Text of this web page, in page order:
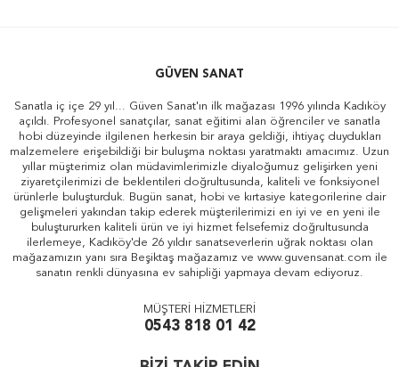
GÜVEN SANAT
Sanatla iç içe 29 yıl... Güven Sanat'ın ilk mağazası 1996 yılında Kadıköy
açıldı. Profesyonel sanatçılar, sanat eğitimi alan öğrenciler ve sanatla
hobi düzeyinde ilgilenen herkesin bir araya geldiği, ihtiyaç duydukları
malzemelere erişebildiği bir buluşma noktası yaratmaktı amacımız. Uzun
yıllar müşterimiz olan müdavimlerimizle diyaloğumuz gelişirken yeni
ziyaretçilerimizi de beklentileri doğrultusunda, kaliteli ve fonksiyonel
ürünlerle buluşturduk. Bugün sanat, hobi ve kırtasiye kategorilerine dair
gelişmeleri yakından takip ederek müşterilerimizi en iyi ve en yeni ile
buluştururken kaliteli ürün ve iyi hizmet felsefemiz doğrultusunda
ilerlemeye, Kadıköy'de 26 yıldır sanatseverlerin uğrak noktası olan
mağazamızın yanı sıra Beşiktaş mağazamız ve www.guvensanat.com ile
sanatın renkli dünyasına ev sahipliği yapmaya devam ediyoruz.
MÜŞTERİ HİZMETLERİ
0543 818 01 42